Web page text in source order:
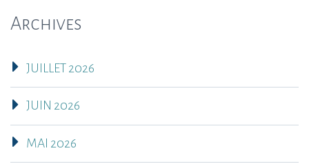
Archives
JUILLET 2026
JUIN 2026
MAI 2026